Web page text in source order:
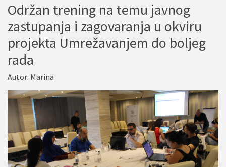
Održan trening na temu javnog
zastupanja i zagovaranja u okviru
projekta Umrežavanjem do boljeg
rada
Autor: Marina